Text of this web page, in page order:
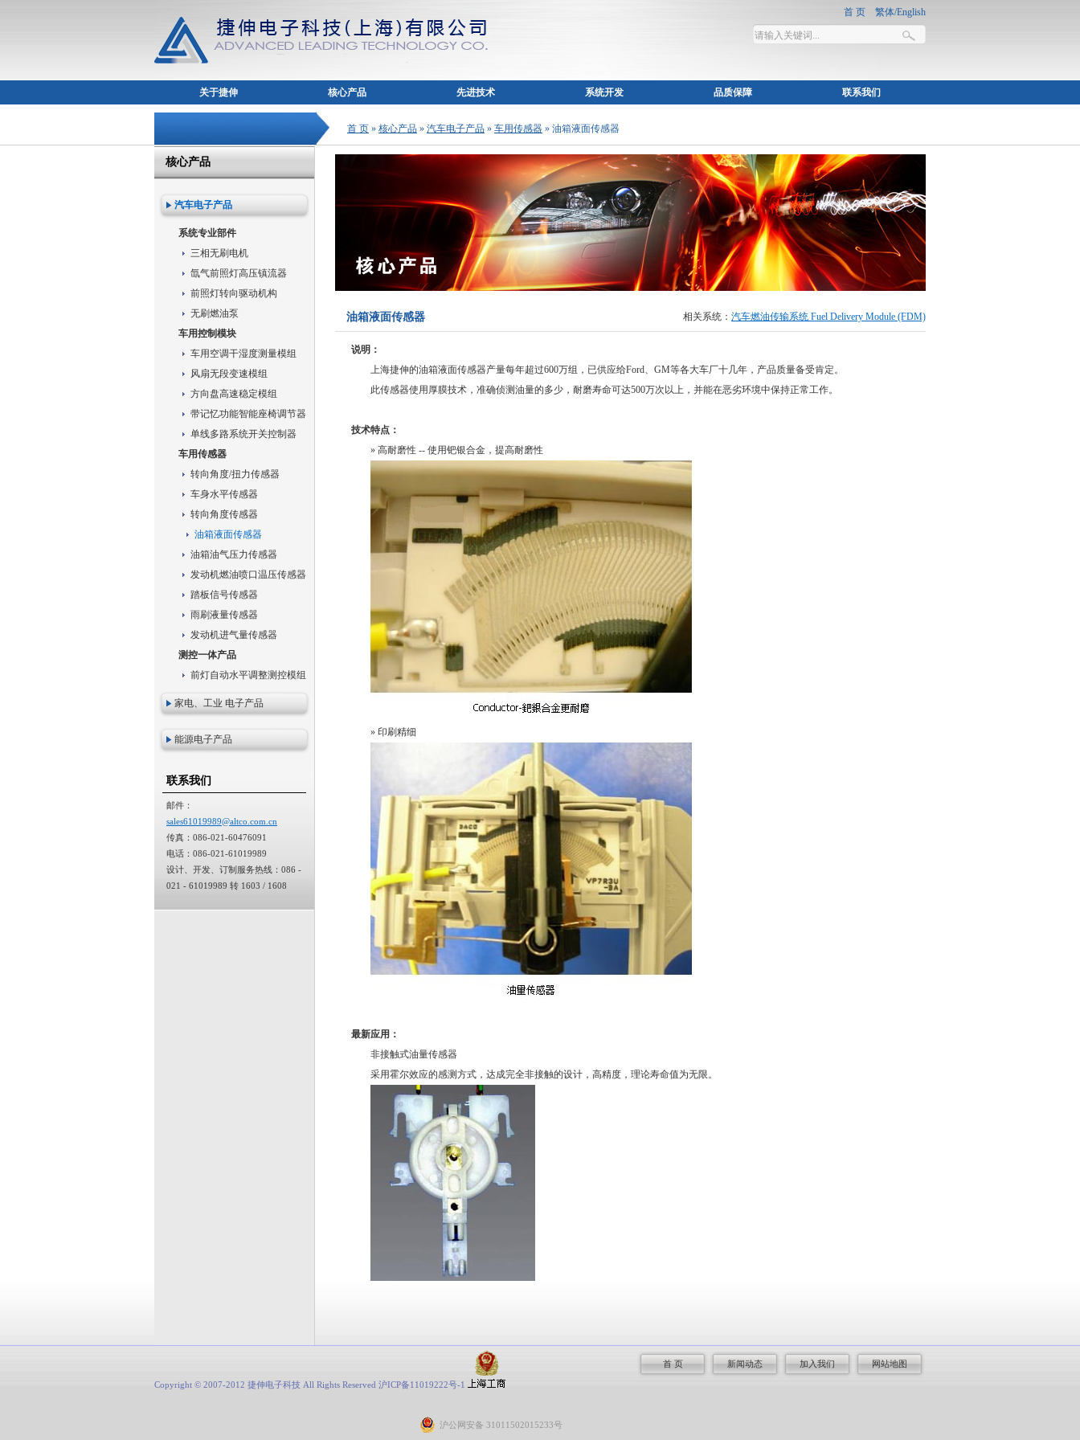
关于捷伸 核心产品 先进技术 系统开发 品质保障 联系我们
首 页 » 核心产品 » 汽车电子产品 » 车用传感器 » 油箱液面传感器
核心产品
汽车电子产品
系统专业部件
三相无刷电机
氙气前照灯高压镇流器
前照灯转向驱动机构
无刷燃油泵
车用控制模块
车用空调干湿度测量模组
风扇无段变速模组
方向盘高速稳定模组
带记忆功能智能座椅调节器
单线多路系统开关控制器
车用传感器
转向角度/扭力传感器
车身水平传感器
转向角度传感器
油箱液面传感器
油箱油气压力传感器
发动机燃油喷口温压传感器
踏板信号传感器
雨刷液量传感器
发动机进气量传感器
测控一体产品
前灯自动水平调整测控模组
家电、工业 电子产品
能源电子产品
联系我们
邮件：
sales61019989@altco.com.cn
传真：086-021-60476091
电话：086-021-61019989
设计、开发、订制服务热线：086 -
021 - 61019989 转 1603 / 1608
相关系统： 汽车燃油传输系统 Fuel Delivery Module (FDM)
油箱液面传感器
说明：
上海捷伸的油箱液面传感器产量每年超过600万组，已供应给Ford、GM等各大车厂十几年，产品质量备受肯定。
此传感器使用厚膜技术，准确侦测油量的多少，耐磨寿命可达500万次以上，并能在恶劣环境中保持正常工作。
技术特点：
» 高耐磨性 -- 使用钯银合金，提高耐磨性
» 印刷精细
最新应用：
非接触式油量传感器
采用霍尔效应的感测方式，达成完全非接触的设计，高精度，理论寿命值为无限。
首 页 新闻动态 加入我们 网站地图
Copyright © 2007-2012 捷伸电子科技 All Rights Reserved 沪ICP备11019222号-1
沪公网安备 31011502015233号